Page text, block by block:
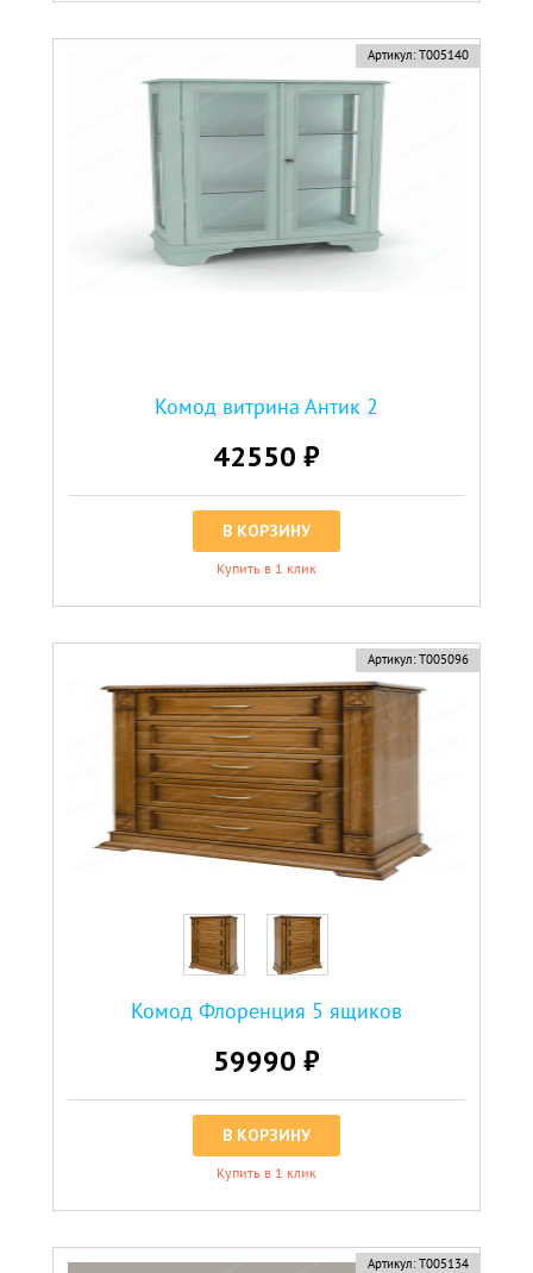
Артикул: Т005140
Комод витрина Антик 2
42550 ₽
В КОРЗИНУ
Купить в 1 клик
Артикул: Т005096
Комод Флоренция 5 ящиков
59990 ₽
В КОРЗИНУ
Купить в 1 клик
Артикул: Т005134